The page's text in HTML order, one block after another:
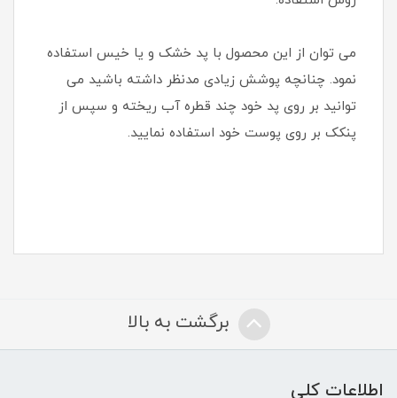
می توان از این محصول با پد خشک و یا خیس استفاده
نمود. چنانچه پوشش زیادی مدنظر داشته باشید می
توانید بر روی پد خود چند قطره آب ریخته و سپس از
پنکک بر روی پوست خود استفاده نمایید.
برگشت به بالا
اطلاعات کلی